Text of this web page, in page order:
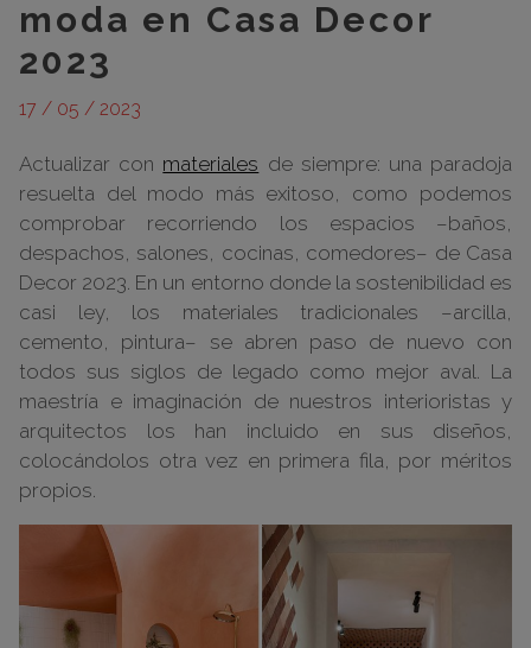
moda en Casa Decor
2023
17 / 05 / 2023
Actualizar con materiales de siempre: una paradoja
resuelta del modo más exitoso, como podemos
comprobar recorriendo los espacios –baños,
despachos, salones, cocinas, comedores– de Casa
Decor 2023. En un entorno donde la sostenibilidad es
casi ley, los materiales tradicionales –arcilla,
cemento, pintura– se abren paso de nuevo con
todos sus siglos de legado como mejor aval. La
maestría e imaginación de nuestros interioristas y
arquitectos los han incluido en sus diseños,
colocándolos otra vez en primera fila, por méritos
propios.